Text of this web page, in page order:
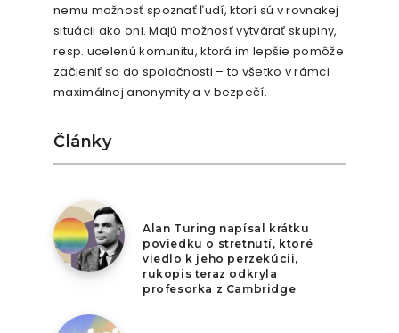
nemu možnosť spoznať ľudí, ktorí sú v rovnakej
situácii ako oni. Majú možnosť vytvárať skupiny,
resp. ucelenú komunitu, ktorá im lepšie pomôže
začleniť sa do spoločnosti – to všetko v rámci
maximálnej anonymity a v bezpečí.
Články
Alan Turing napísal krátku
poviedku o stretnutí, ktoré
viedlo k jeho perzekúcii,
rukopis teraz odkryla
profesorka z Cambridge